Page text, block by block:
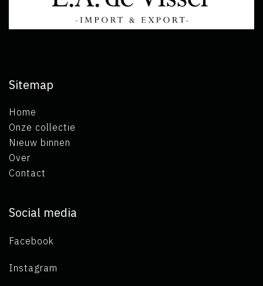
Sitemap
Home
Onze collectie
Nieuw binnen
Over
Contact
Social media
Facebook
Instagram